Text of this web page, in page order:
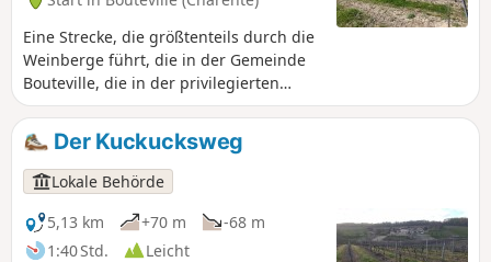
Eine Strecke, die größtenteils durch die
Weinberge führt, die in der Gemeinde
Bouteville, die in der privilegierten
Region Grande Champagne des Pays de
Cognac liegt, allgegenwärtig sind. Fast
alle Winzer von Bouteville sind auch
„Schnapsbrenner“.
Der Kuckucksweg
Lokale Behörde
5,13 km
+70 m
-68 m
1:40 Std.
Leicht